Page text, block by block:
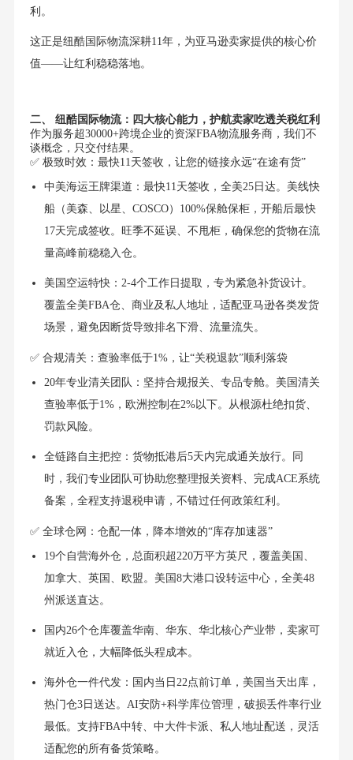
利。
这正是纽酷国际物流深耕11年，为亚马逊卖家提供的核心价
值——让红利稳稳落地。
二、 纽酷国际物流：四大核心能力，护航卖家吃透关税红利
作为服务超30000+跨境企业的资深FBA物流服务商，我们不
谈概念，只交付结果。
✅ 极致时效：最快11天签收，让您的链接永远“在途有货”
中美海运王牌渠道：最快11天签收，全美25日达。美线快
船（美森、以星、COSCO）100%保舱保柜，开船后最快
17天完成签收。旺季不延误、不甩柜，确保您的货物在流
量高峰前稳稳入仓。
美国空运特快：2-4个工作日提取，专为紧急补货设计。
覆盖全美FBA仓、商业及私人地址，适配亚马逊各类发货
场景，避免因断货导致排名下滑、流量流失。
✅ 合规清关：查验率低于1%，让“关税退款”顺利落袋
20年专业清关团队：坚持合规报关、专品专舱。美国清关
查验率低于1%，欧洲控制在2%以下。从根源杜绝扣货、
罚款风险。
全链路自主把控：货物抵港后5天内完成通关放行。同
时，我们专业团队可协助您整理报关资料、完成ACE系统
备案，全程支持退税申请，不错过任何政策红利。
✅ 全球仓网：仓配一体，降本增效的“库存加速器”
19个自营海外仓，总面积超220万平方英尺，覆盖美国、
加拿大、英国、欧盟。美国8大港口设转运中心，全美48
州派送直达。
国内26个仓库覆盖华南、华东、华北核心产业带，卖家可
就近入仓，大幅降低头程成本。
海外仓一件代发：国内当日22点前订单，美国当天出库，
热门仓3日送达。AI安防+科学库位管理，破损丢件率行业
最低。支持FBA中转、中大件卡派、私人地址配送，灵活
适配您的所有备货策略。